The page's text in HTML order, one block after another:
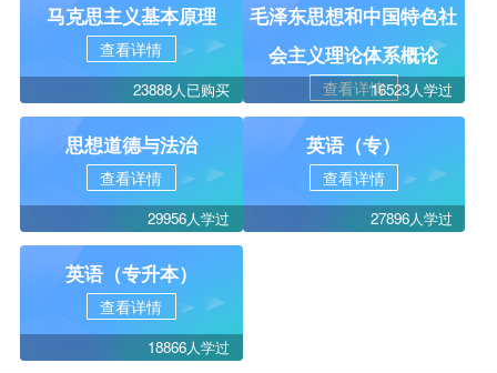
马克思主义基本原理
查看详情
23888人已购买
毛泽东思想和中国特色社
会主义理论体系概论
查看详情16523人学过
思想道德与法治
查看详情
29956人学过
英语（专）
查看详情
27896人学过
英语（专升本）
查看详情
18866人学过